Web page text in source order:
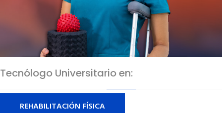
Tecnólogo Universitario en:
REHABILITACIÓN FÍSICA